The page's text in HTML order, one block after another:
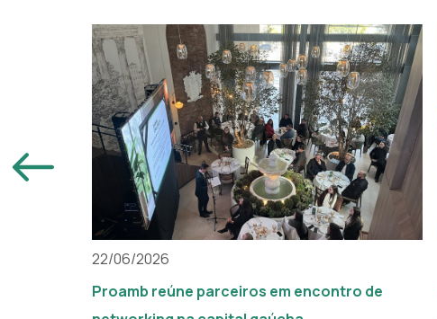
22/06/2026
Proamb reúne parceiros em encontro de